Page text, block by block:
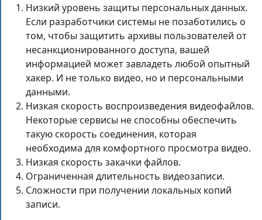
Низкий уровень защиты персональных данных.
Если разработчики системы не позаботились о
том, чтобы защитить архивы пользователей от
несанкционированного доступа, вашей
информацией может завладеть любой опытный
хакер. И не только видео, но и персональными
данными.
Низкая скорость воспроизведения видеофайлов.
Некоторые сервисы не способны обеспечить
такую скорость соединения, которая
необходима для комфортного просмотра видео.
Низкая скорость закачки файлов.
Ограниченная длительность видеозаписи.
Сложности при получении локальных копий
записи.